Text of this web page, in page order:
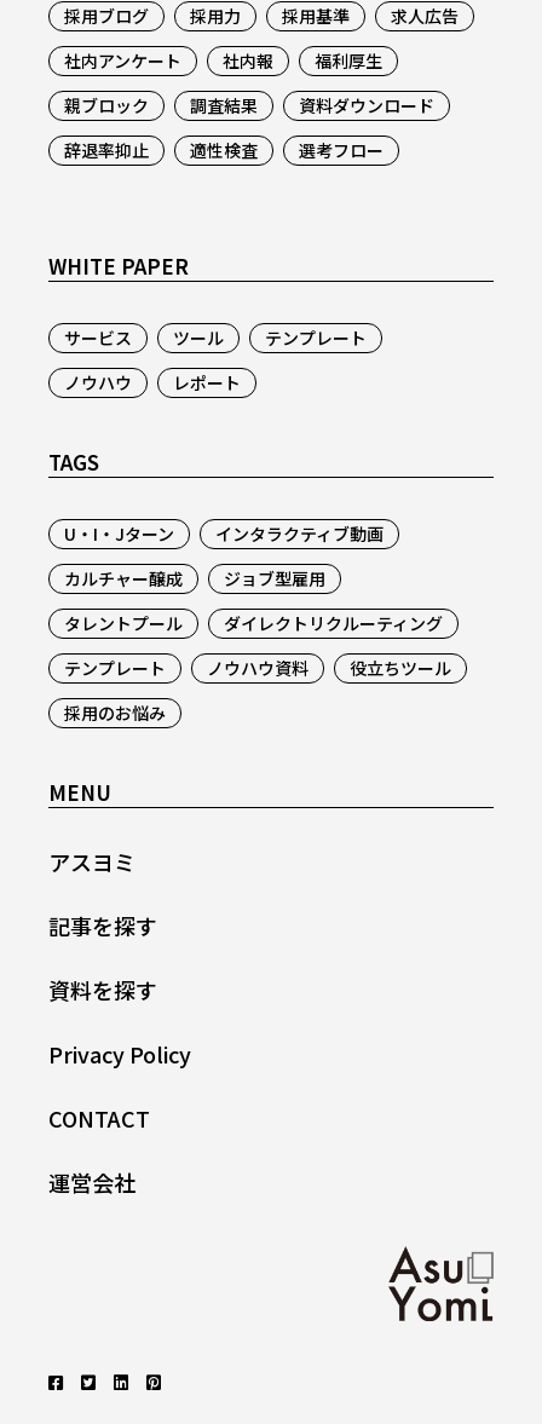
採用ブログ
採用力 採用基準
求人広告
社内アンケート
社内報
福利厚生
親ブロック
調査結果
資料ダウンロード
辞退率抑止
適性検査 選考フロー
WHITE PAPER
サービス ツール
テンプレート
ノウハウ
レポート
TAGS
U・I・Jターン
インタラクティブ動画
カルチャー醸成
ジョブ型雇用
タレントプール
ダイレクトリクルーティング
テンプレート
ノウハウ資料
役立ちツール
採用のお悩み
MENU
アスヨミ
記事を探す
資料を探す
Privacy Policy
CONTACT
運営会社